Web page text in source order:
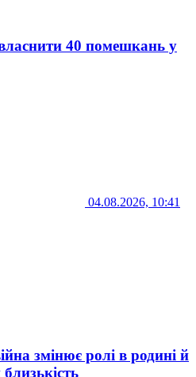
40 помешкань у
04.08.2026, 10:41
змінює ролі в родині й